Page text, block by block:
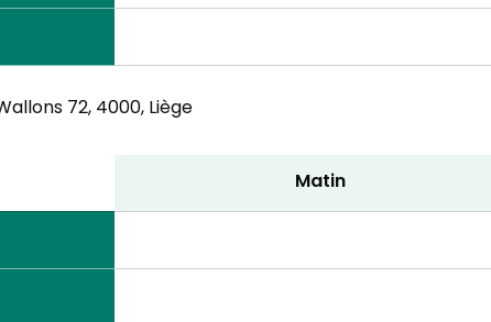
72, 4000, Liège
Matin